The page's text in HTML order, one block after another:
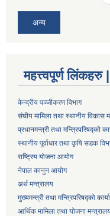
अन्य
महत्त्वपूर्ण लिंकहरु |
केन्द्रीय पञ्जीकरण विभाग
संघीय मामिला तथा स्थानीय विकास
प्रधानमन्त्री तथा मन्त्रिपरिषद्को
स्थानीय पूर्वाधार तथा कृषि सडक
राष्ट्रिय योजना आयोग
नेपाल कानुन आयोग
अर्थ मन्त्रालय
मुख्यमन्त्री तथा मन्त्रिपरिषद्को
आर्थिक मामिला तथा योजना